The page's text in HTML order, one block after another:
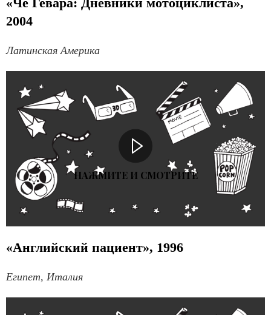
2004
Латинская Америка
НАЖМИТЕ И СМОТРИТЕ
«Английский пациент», 1996
Египет, Италия